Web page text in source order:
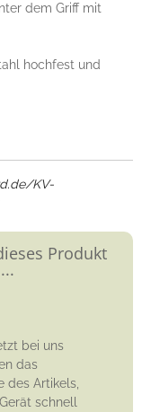
dem Griff mit
hochfest und
KV-
Produkt
bei uns
das
des Artikels,
schnell